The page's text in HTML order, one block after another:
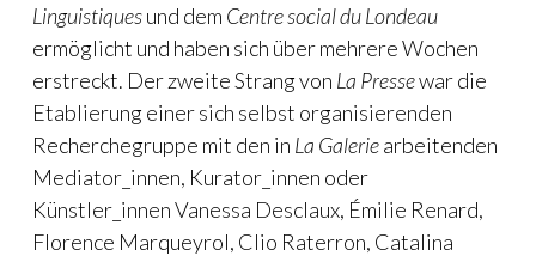
Linguistiquesund dem Centre social du Londeau
ermöglicht und haben sich über mehrere Wochen
erstreckt. Der zweite Strang von La Pressewar die
Etablierung einer sich selbst organisierenden
Recherchegruppe mit den in La Galeriearbeitenden
Mediator_innen, Kurator_innen oder
Künstler_innen Vanessa Desclaux, Émilie Renard,
Florence Marqueyrol, Clio Raterron, Catalina